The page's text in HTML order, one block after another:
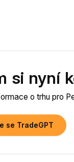
si nyní
o trhu pro
se TradeGPT